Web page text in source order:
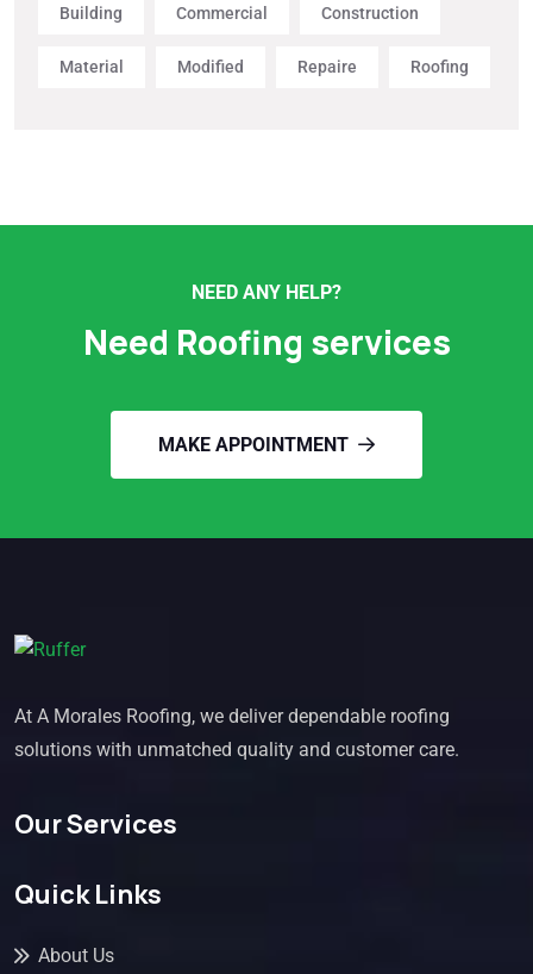
Building Commercial Construction
Material Modified Repaire Roofing
NEED ANY HELP?
Need Roofing services
MAKE APPOINTMENT
At A Morales Roofing, we deliver dependable roofing
solutions with unmatched quality and customer care.
Our Services
Quick Links
About Us